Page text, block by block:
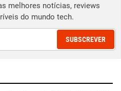
melhores notícias, reviews
do mundo tech.
SUBSCREVER